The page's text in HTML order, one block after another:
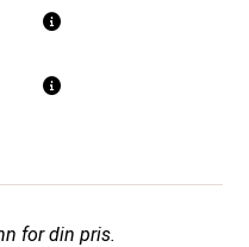
for din pris.